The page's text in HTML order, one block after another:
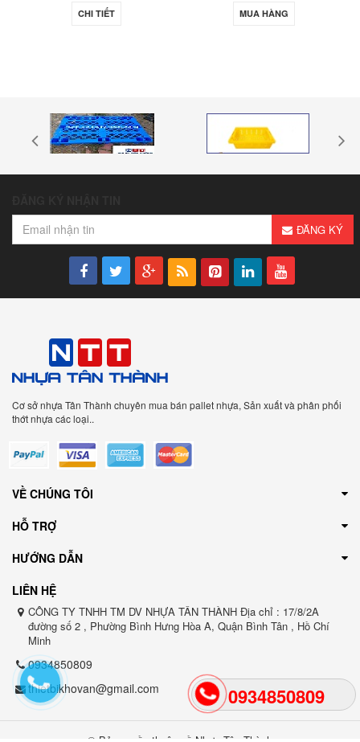
CHI TIẾT MUA HÀNG
ĐĂNG KÝ
Cơ sở nhựa Tân Thành chuyên mua bán pallet nhựa, Sản xuất và phân phối
thớt nhựa các loại..
VỀ CHÚNG TÔI
HỖ TRỢ
HƯỚNG DẪN
LIÊN HỆ
CÔNG TY TNHH TM DV NHỰA TÂN THÀNH Địa chỉ : 17/8/2A
đường số 2 , Phường Bình Hưng Hòa A, Quận Bình Tân , Hồ Chí
Minh
0934850809
thietbikhovan@gmail.com
0934850809